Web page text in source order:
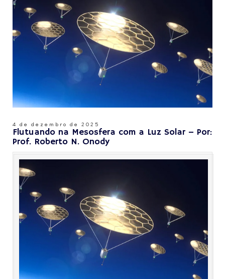
4 de dezembro de 2025
Flutuando na Mesosfera com a Luz Solar – Por:
Prof. Roberto N. Onody